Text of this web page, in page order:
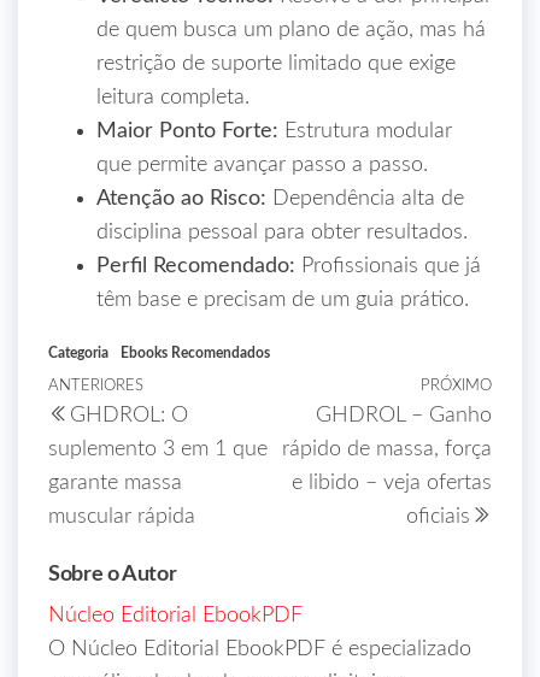
de quem busca um plano de ação, mas há
restrição de suporte limitado que exige
leitura completa.
Maior Ponto Forte: Estrutura modular
que permite avançar passo a passo.
Atenção ao Risco: Dependência alta de
disciplina pessoal para obter resultados.
Perfil Recomendado: Profissionais que já
têm base e precisam de um guia prático.
Categoria Ebooks Recomendados
ANTERIORES
GHDROL: O
suplemento 3 em 1 que
garante massa
muscular rápida
PRÓXIMO
GHDROL – Ganho
rápido de massa, força
e libido – veja ofertas
oficiais
Sobre o Autor
Núcleo Editorial EbookPDF
O Núcleo Editorial EbookPDF é especializado